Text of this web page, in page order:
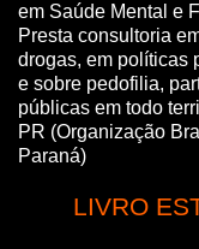
em Saúde Mental e
Presta consultoria
drogas, em políticas
e sobre pedofilia,
públicas em todo
PR (Organização
Paraná)
LIVRO